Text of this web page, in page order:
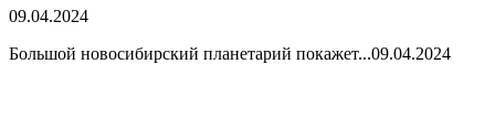
09.04.2024
Большой новосибирский планетарий покажет...09.04.2024